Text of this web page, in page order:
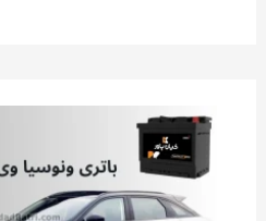
باکس